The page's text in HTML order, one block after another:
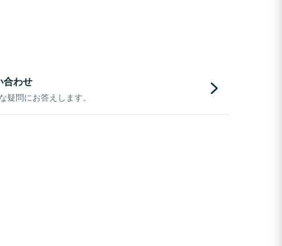
合わせ
疑問にお答えします。